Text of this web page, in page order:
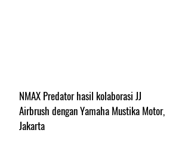
NMAX Predator hasil kolaborasi JJ
Airbrush dengan Yamaha Mustika Motor,
Jakarta